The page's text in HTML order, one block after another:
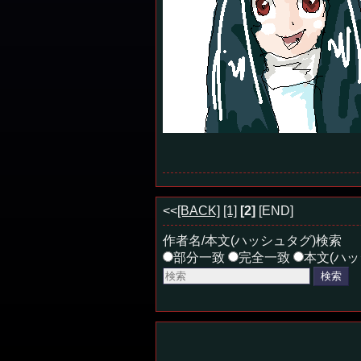
<<[BACK] [1] [2] [END]
作者名/本文(ハッシュタグ)検索
部分一致
完全一致 本文(ハ